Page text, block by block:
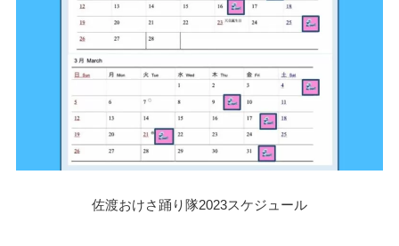
佐渡おけさ踊り隊2023スケジュール